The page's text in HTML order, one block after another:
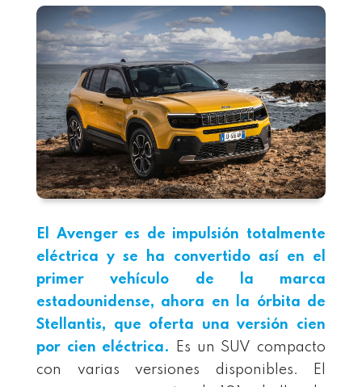
El Avenger es de impulsión totalmente
eléctrica y se ha convertido así en el
primer vehículo de la marca
estadounidense, ahora en la órbita de
Stellantis, que oferta una versión cien
por cien eléctrica.
Es un SUV compacto
con varias versiones disponibles. El